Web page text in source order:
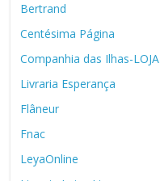
Bertrand
Centésima Página
Companhia das Ilhas-LOJA
Livraria Esperança
Flâneur
Fnac
LeyaOnline